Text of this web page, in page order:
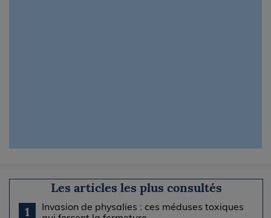
Les articles les plus consultés
1
Invasion de physalies : ces méduses toxiques